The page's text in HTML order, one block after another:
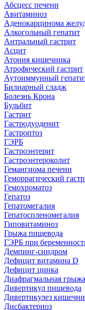
Абсцесс печени
Авитаминоз
Аденокарцинома
Алкогольный гепатит
Антральный гастрит
Асцит
Атония кишечника
Атрофический гастрит
Аутоиммунный
Билиарный сладж
Болезнь Крона
Бульбит
Гастрит
Гастродуоденит
Гастроптоз
ГЭРБ
Гастроэнтерит
Гастроэнтероколит
Гемангиома печени
Геморрагический
Гемохроматоз
Гепатоз
Гепатомегалия
Гепатоспленомегалия
Гиповитаминоз
Грыжа пищевода
ГЭРБ при
Демпинг-синдром
Дефицит витамина D
Дефицит цинка
Диафрагмальная грыжа
Дивертикул пищевода
Дивертикулез
Дисбактериоз